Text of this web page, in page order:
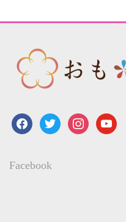
facebooktwitter instagramyoutube
Facebook